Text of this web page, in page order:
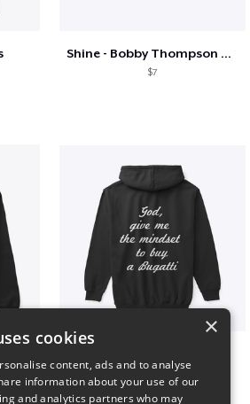
Shine - Bobby Thompson Band Merch
$7
×
cookies
content, ads and to analyse
information about your use of our
and analytics partners who may